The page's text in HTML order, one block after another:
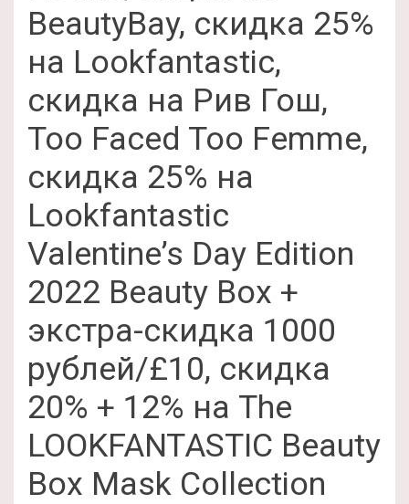
BeautyBay, скидка 25%
на Lookfantastic,
скидка на Рив Гош,
Too Faced Too Femme,
скидка 25% на
Lookfantastic
Valentine’s Day Edition
2022 Beauty Box +
экстра-скидка 1000
рублей/£10, скидка
20% + 12% на The
LOOKFANTASTIC Beauty
Box Mask Collection